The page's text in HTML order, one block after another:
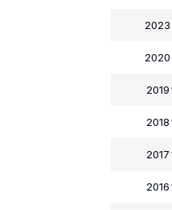
2023
2020
2019
2018
2017
2016